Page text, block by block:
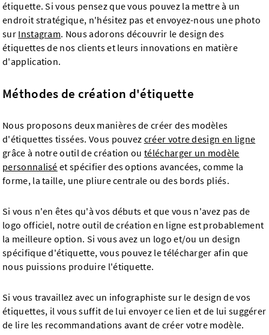
étiquette. Si vous pensez que vous pouvez la mettre à un
endroit stratégique, n'hésitez pas et envoyez-nous une photo
sur Instagram. Nous adorons découvrir le design des
étiquettes de nos clients et leurs innovations en matière
d'application.
Méthodes de création d'étiquette
Nous proposons deux manières de créer des modèles
d'étiquettes tissées. Vous pouvez créer votre design en ligne
grâce à notre outil de création outélécharger un modèle
personnalisé et spécifier des options avancées, comme la
forme, la taille, une pliure centrale ou des bords pliés.
Si vous n'en êtes qu'à vos débuts et que vous n'avez pas de
logo officiel, notre outil de création en ligne est probablement
la meilleure option. Si vous avez un logo et/ou un design
spécifique d'étiquette, vous pouvez le télécharger afin que
nous puissions produire l'étiquette.
Si vous travaillez avec un infographiste sur le design de vos
étiquettes, il vous suffit de lui envoyer ce lien et de lui suggérer
de lire les recommandations avant de créer votre modèle.